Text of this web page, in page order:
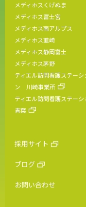
メディホスくげぬま
メディホス富士宮
メディホス南アルプス
メディホス韮崎
メディホス静岡富士
メディホス茅野
ティエル訪問看護ステーシ
ン 川崎事業所
ティエル訪問看護ステーシ
青葉
採用サイト
ブログ
お問い合わせ